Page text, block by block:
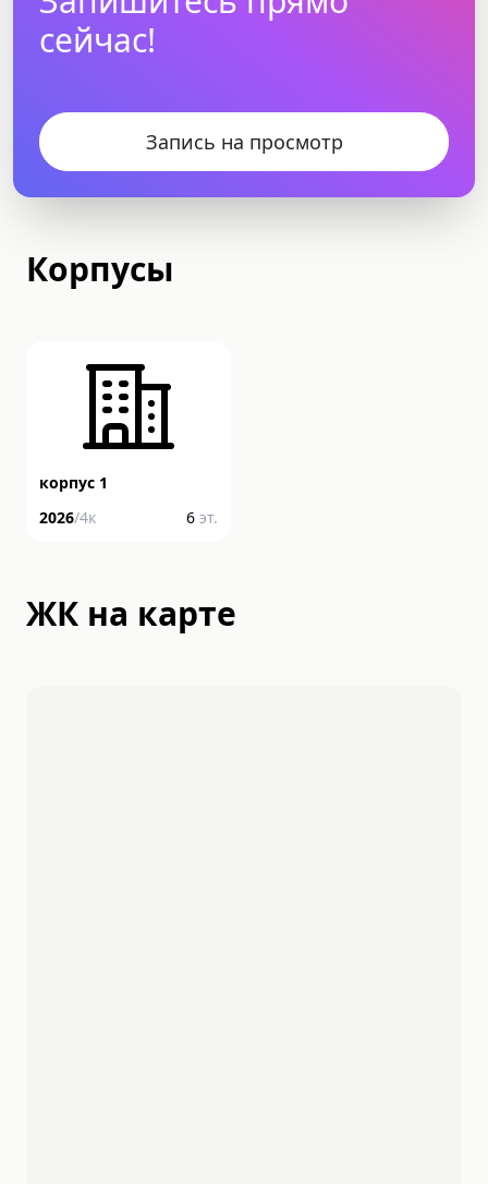
сейчас!
Запись на просмотр
Корпусы
корпус 1
2026/4к 6 эт.
ЖК на карте